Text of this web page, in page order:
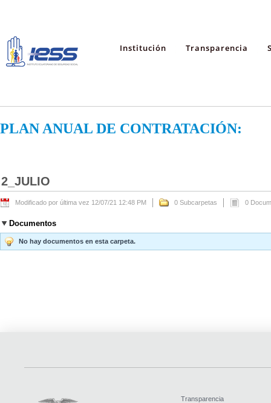
Institución Transparencia
PLAN ANUAL DE CONTRATACIÓN:
2_JULIO
Modificado por última vez 12/07/21 12:48 PM 0 Subcarpetas 0
Documentos
No hay documentos en esta carpeta.
Transparencia